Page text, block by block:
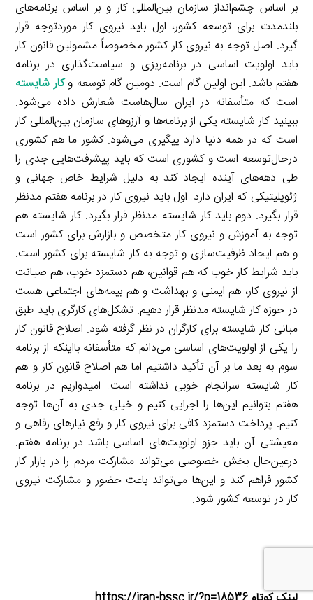
بر اساس چشم‌انداز سازمان بین‌المللی کار و بر اساس برنامه‌های
بلندمدت برای توسعه کشور، اول باید نیروی کار موردتوجه قرار
گیرد. اصل توجه به نیروی کار کشور مخصوصاً مشمولین قانون کار
باید اولویت اساسی در برنامه‌ریزی و سیاست‌گذاری در برنامه
هفتم باشد. این اولین گام است. دومین گام توسعه وکار شایسته
است که متأسفانه در ایران سال‌هاست شعارش داده می‌شود.
ببینید کار شایسته یکی از برنامه‌ها و آرزوهای سازمان بین‌المللی کار
است که در همه دنیا دارد پیگیری می‌شود. کشور ما هم کشوری
درحال‌توسعه است و کشوری است که باید پیشرفت‌هایی جدی را
طی دهه‌های آینده ایجاد کند به دلیل شرایط خاص جهانی و
ژئوپلیتیکی که ایران دارد. اول باید نیروی کار در برنامه هفتم مدنظر
قرار بگیرد. دوم باید کار شایسته مدنظر قرار بگیرد. کار شایسته هم
توجه به آموزش و نیروی کار متخصص و بازارش برای کشور است
و هم ایجاد ظرفیت‌سازی و توجه به کار شایسته برای کشور است.
باید شرایط کار خوب که هم قوانین، هم دستمزد خوب، هم صیانت
از نیروی کار، هم ایمنی و بهداشت و هم بیمه‌های اجتماعی هست
در حوزه کار شایسته مدنظر قرار دهیم. تشکل‌های کارگری باید طبق
مبانی کار شایسته برای کارگران در نظر گرفته شود. اصلاح قانون کار
را یکی از اولویت‌های اساسی می‌دانم که متأسفانه بااینکه از برنامه
سوم به بعد ما بر آن تأکید داشتیم اما هم اصلاح قانون کار و هم
کار شایسته سرانجام خوبی نداشته است. امیدواریم در برنامه
هفتم بتوانیم این‌ها را اجرایی کنیم و خیلی جدی به آن‌ها توجه
کنیم. پرداخت دستمزد کافی برای نیروی کار و رفع نیازهای رفاهی و
معیشتی آن باید جزو اولویت‌های اساسی باشد در برنامه هفتم.
درعین‌حال بخش خصوصی می‌تواند مشارکت مردم را در بازار کار
کشور فراهم کند و این‌ها می‌تواند باعث حضور و مشارکت نیروی
کار در توسعه کشور شود.